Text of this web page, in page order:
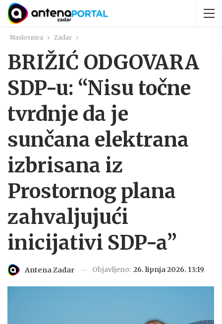
Naslovnica Zadar
BRIŽIĆ ODGOVARA
SDP-u: “Nisu točne
tvrdnje da je
sunčana elektrana
izbrisana iz
Prostornog plana
zahvaljujući
inicijativi SDP-a”
Antena Zadar Objavljeno: 26. lipnja 2026. 13:19